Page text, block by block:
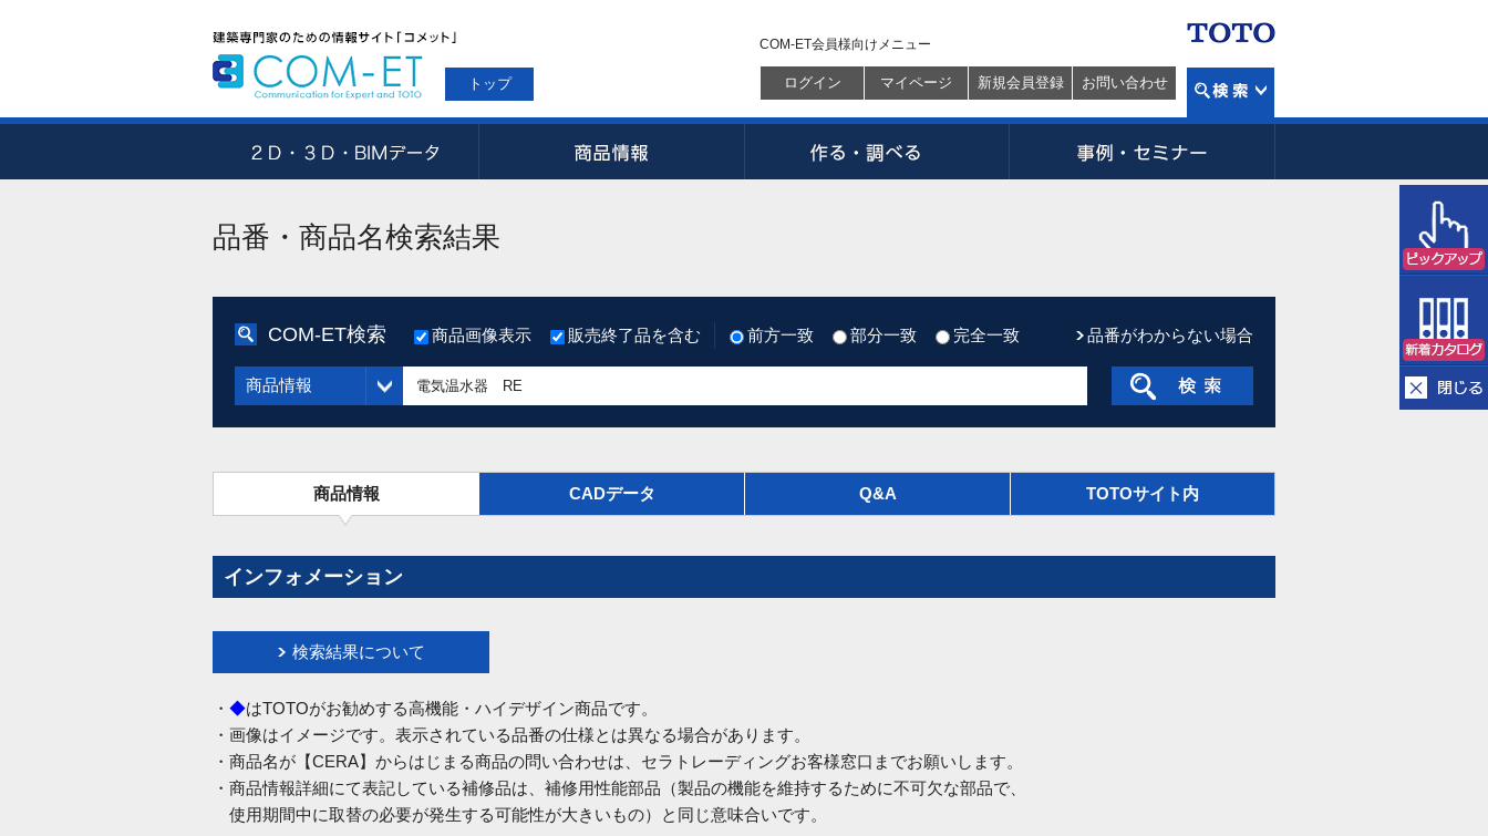
トップ
COM-ET会員様向けメニュー
ログイン マイページ 新規会員登録 お問い合わせ
品番・商品名検索結果
COM-ET検索 商品画像表示 販売終了品を含む 前方一致 部分一致 完全一致 品番がわからない場合
商品情報
商品情報 CADデータ Q&A TOTOサイト内
インフォメーション
検索結果について
・ ◆はTOTOがお勧めする高機能・ハイデザイン商品です。
・画像はイメージです。表示されている品番の仕様とは異なる場合があります。
・商品名が【CERA】からはじまる商品の問い合わせは、セラトレーディングお客様窓口までお願いします。
・商品情報詳細にて表記している補修品は、補修用性能部品（製品の機能を維持するために不可欠な部品で、
使用期間中に取替の必要が発生する可能性が大きいもの）と同じ意味合いです。